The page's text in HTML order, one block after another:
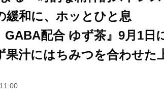
緩和に、ホッとひと息
GABA配合 ゆず茶』9月1日
果汁にはちみつを合わせた